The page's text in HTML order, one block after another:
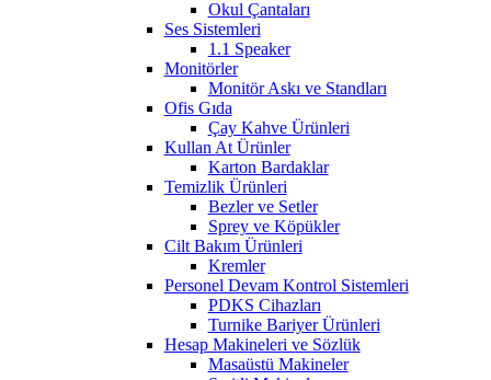
Okul Çantaları
Ses Sistemleri
1.1 Speaker
Monitörler
Monitör Askı ve Standları
Ofis Gıda
Çay Kahve Ürünleri
Kullan At Ürünler
Karton Bardaklar
Temizlik Ürünleri
Bezler ve Setler
Sprey ve Köpükler
Cilt Bakım Ürünleri
Kremler
Personel Devam Kontrol Sistemleri
PDKS Cihazları
Turnike Bariyer Ürünleri
Hesap Makineleri ve Sözlük
Masaüstü Makineler